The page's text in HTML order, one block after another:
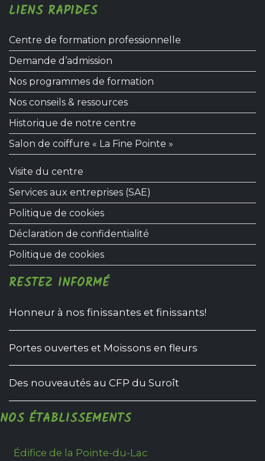
LIENS RAPIDES
Centre de formation professionnelle
Demande d’admission
Nos programmes de formation
Nos conseils & ressources
Historique de notre centre
Salon de coiffure « La Fine Pointe »
Visite du centre
Services aux entreprises (SAE)
Politique de cookies
Déclaration de confidentialité
Politique de cookies
RESTEZ INFORMÉ
Honneur à nos finissantes et finissants!
Portes ouvertes et Moissons en fleurs
Des nouveautés au CFP du Suroît
NOS ÉTABLISSEMENTS
Édifice de la Pointe-du-Lac